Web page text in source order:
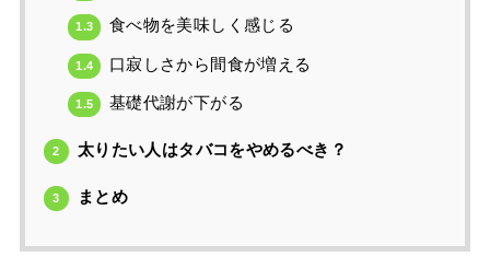
1.3 食べ物を美味しく感じる
1.4 口寂しさから間食が増える
1.5 基礎代謝が下がる
2 太りたい人はタバコをやめるべき？
3 まとめ